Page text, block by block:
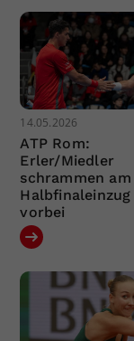
14.05.2026
ATP Rom:
Erler/Miedler
schrammen am
Halbfinaleinzug
vorbei